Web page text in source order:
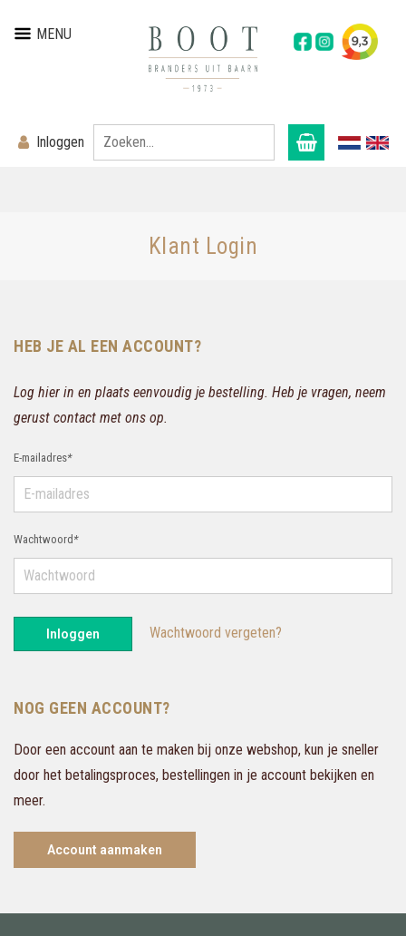
MENU
Inloggen
Klant Login
HEB JE AL EEN ACCOUNT?
Log hier in en plaats eenvoudig je bestelling. Heb je vragen, neem
gerust contact met ons op.
E-mailadres*
Wachtwoord *
Inloggen Wachtwoord vergeten?
NOG GEEN ACCOUNT?
Door een account aan te maken bij onze webshop, kun je sneller
door het betalingsproces, bestellingen in je account bekijken en
meer.
Account aanmaken